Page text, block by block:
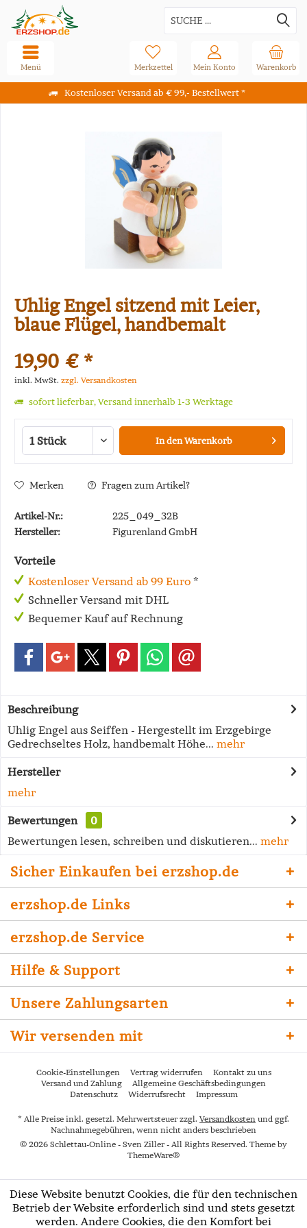
Kostenloser Versand ab € 99,- Bestellwert *
Warenkorb
Merkzettel Mein Konto
Menü
Uhlig Engel sitzend mit Leier,
blaue Flügel, handbemalt
19,90 € *
inkl. MwSt. zzgl. Versandkosten
sofort lieferbar, Versand innerhalb 1-3 Werktage
In denWarenkorb
Merken Fragen zum Artikel?
Artikel-Nr.:
225_049_32B
Hersteller:
Figurenland GmbH
Vorteile
Kostenloser Versand ab 99 Euro *
Schneller Versand mit DHL
Bequemer Kauf auf Rechnung
Beschreibung
Uhlig Engel aus Seiffen - Hergestellt im Erzgebirge
Gedrechseltes Holz, handbemalt Höhe... mehr
Hersteller
mehr
Bewertungen
0
Bewertungen lesen, schreiben und diskutieren... mehr
Sicher Einkaufen bei erzshop.de
erzshop.de Links
erzshop.de Service
Hilfe & Support
Unsere Zahlungsarten
Wir versenden mit
Cookie-Einstellungen Vertrag widerrufen
Kontakt zu uns
Versand und Zahlung
Allgemeine Geschäftsbedingungen
Datenschutz
Widerrufsrecht Impressum
* Alle Preise inkl. gesetzl. Mehrwertsteuer zzgl. Versandkosten und ggf.
Nachnahmegebühren, wenn nicht anders beschrieben
© 2026 Schlettau-Online - Sven Ziller - All Rights Reserved. Theme by
ThemeWare®
Diese Website benutzt Cookies, die für den technischen
Betrieb der Website erforderlich sind und stets gesetzt
werden. Andere Cookies, die den Komfort bei